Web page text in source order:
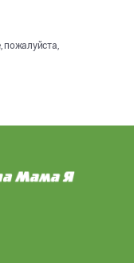
пожалуйста,